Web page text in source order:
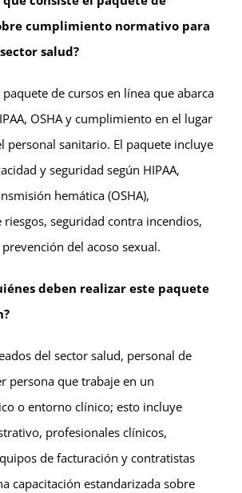
cumplimiento normativo para
salud?
paquete de cursos en línea que abarca
OSHA y cumplimiento en el lugar
personal sanitario. El paquete incluye
y seguridad según HIPAA,
hemática (OSHA),
seguridad contra incendios,
del acoso sexual.
deben realizar este paquete
del sector salud, personal de
persona que trabaje en un
o entorno clínico; esto incluye
profesionales clínicos,
de facturación y contratistas
capacitación estandarizada sobre